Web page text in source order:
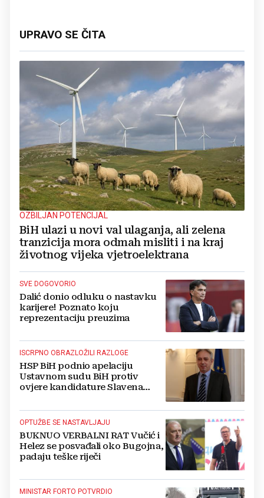
UPRAVO SE ČITA
OZBILJAN POTENCIJAL
BiH ulazi u novi val ulaganja, ali zelena
tranzicija mora odmah misliti i na kraj
životnog vijeka vjetroelektrana
SVE DOGOVORIO
Dalić donio odluku o nastavku
karijere! Poznato koju
reprezentaciju preuzima
ISCRPNO OBRAZLOŽILI RAZLOGE
HSP BiH podnio apelaciju
Ustavnom sudu BiH protiv
ovjere kandidature Slavena
OPTUŽBE SE NASTAVLJAJU
BUKNUO VERBALNI RAT Vučić i
Helez se posvađali oko Bugojna,
padaju teške riječi
MINISTAR FORTO POTVRDIO